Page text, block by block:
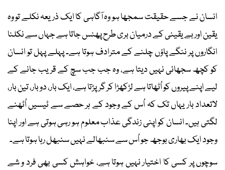
انسان نے جسے حقیقت سمجھا ہو وہ آگاہی کا ایک ذریعہ نکلے تو وہ
یقین اور بے یقینی کے درمیان بری طرح پھنس جاتا ہے جہاں سے نکلنا
انگاروں پر ننگے پاؤں چلنے کے مترادف ہوتا ہے۔ پہلے پہل تو انسان
کو کچھ سجھائی نہیں دیتا ہے، وہ جب جب سچ کے قریب جانے کے
لیے اپنے پیروں کو اُٹھاتا ہے لڑکھڑا کر گر پڑتا ہے، ایک بار، دو بار، تین بار،
لاتعداد بار یہاں تک کہ اُس کے وجود کے ہر حصے سے ٹیسیں اُٹھنے
لگتی ہیں۔ انسان کو اپنی زندگی عذاب معلوم ہو رہی ہوتی ہے اور اپنا
وجود ایک بھاری بوجھ جو اُس سے سنبھالے نہیں سنبھل رہا ہوتا ہے۔
سوچوں پر کسی کا اختیار نہیں ہوتا ہے، خواہش کسی بھی فرد و شے